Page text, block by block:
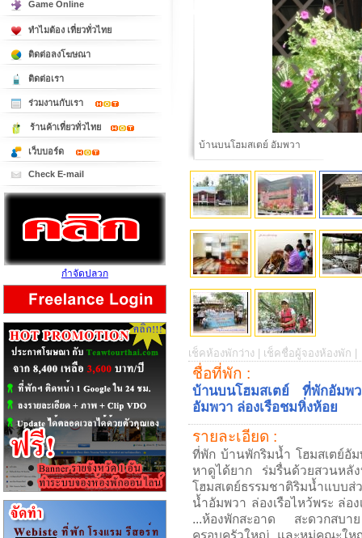
โฮมสเตย์อัมพวา ริมน้ำ
เช็คห้องพักว่าง | เช็คชื่อผู้จองห้องพัก |
ชื่อที่พัก :
บ้านบนโฮมสเตย์ ที่พักอัมพ
อัมพวา ล่องเรือชมหิ่งห้อย
รายละเอียด :
ที่พัก บ้านพักริมน้ำ โฮมสเตย์อั
หาดูได้ยาก ร่มรื่นด้วยสวนห
โฮมสเตย์ธรรมชาติริมน้ำแบบ
น้ำอัมพวา ล่องเรือไหว้พระ ล่อ
...ห้องพักสะอาด สะดวกสบ
ครอบครัวใหญ่ และหมู่คณะใ
Game Online
ทำไมต้อง เที่ยวทั่วไทย
ติดต่อลงโฆษณา
ติดต่อเรา
ร่วมงานกับเรา
ร้านค้าเที่ยวทั่วไทย
เว็บบอร์ด
Check E-mail
กำจัดปลวก